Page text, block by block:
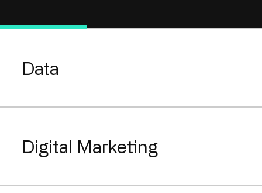
Data
Digital Marketing